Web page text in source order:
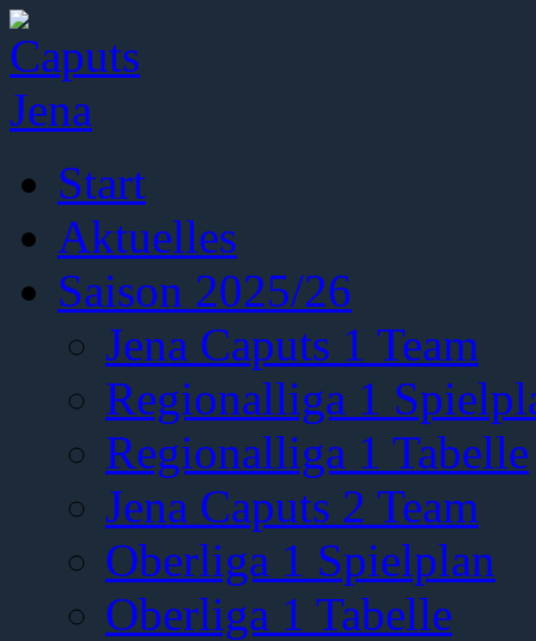
Start
Aktuelles
Saison 2025/26
Jena Caputs 1 Team
Regionalliga 1
Regionalliga 1 Tabelle
Jena Caputs 2 Team
Oberliga 1 Spielplan
Oberliga 1 Tabelle